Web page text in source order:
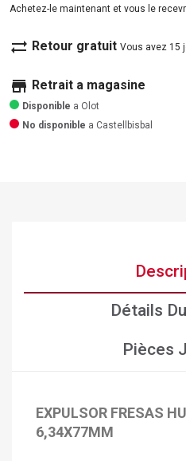
Créer une liste
Connexion
Achetez-le maintenant et vous le
sync_alt Retour gratuit Vous avez 15
store Retrait a magasine
Disponible a Olot
No disponible a Castellbisbal
Détails
Pièces
EXPULSOR FRESAS
6,34X77MM